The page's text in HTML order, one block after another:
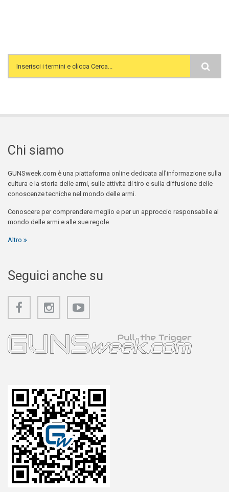
Search form
Chi siamo
GUNSweek.com è una piattaforma online dedicata all'informazione sulla
cultura e la storia delle armi, sulle attività di tiro e sulla diffusione delle
conoscenze tecniche nel mondo delle armi.
Conoscere per comprendere meglio e per un approccio responsabile al
mondo delle armi e alle sue regole.
Altro
Seguici anche su